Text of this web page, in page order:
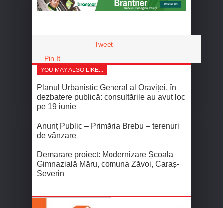
Tweet
Pin It
YOU MAY ALSO LIKE...
Planul Urbanistic General al Oraviței, în
dezbatere publică: consultările au avut loc
pe 19 iunie
Anunț Public – Primăria Brebu – terenuri
de vânzare
Demarare proiect: Modernizare Școala
Gimnazială Măru, comuna Zăvoi, Caraș-
Severin